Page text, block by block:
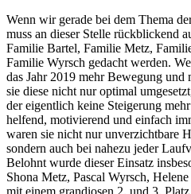
Wenn wir gerade bei dem Thema
muss an dieser Stelle rückblickend
Familie Bartel, Familie Metz,
Familie Wyrsch gedacht werden.
das Jahr 2019 mehr Bewegung und
sie diese nicht nur optimal
der eigentlich keine Steigerung
helfend, motivierend und einfach
waren sie nicht nur unverzichtbare
sondern auch bei nahezu jeder
Belohnt wurde dieser Einsatz
Shona Metz, Pascal Wyrsch,
mit einem grandiosen 2. und 3.